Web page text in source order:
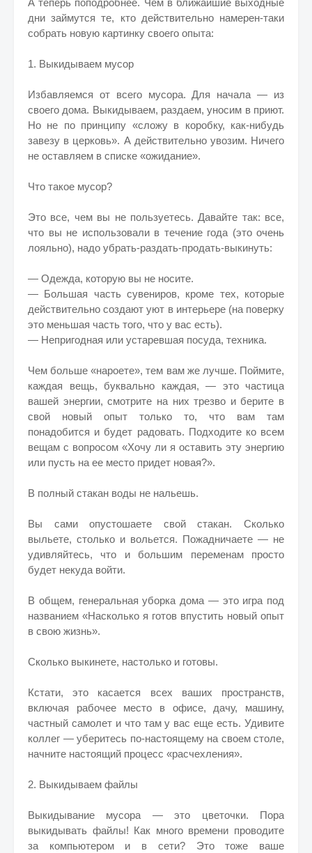
А теперь поподробнее. Чем в ближайшие выходные
дни займутся те, кто действительно намерен-таки
собрать новую картинку своего опыта:
1. Выкидываем мусор
Избавляемся от всего мусора. Для начала — из
своего дома. Выкидываем, раздаем, уносим в приют.
Но не по принципу «сложу в коробку, как-нибудь
завезу в церковь». А действительно увозим. Ничего
не оставляем в списке «ожидание».
Что такое мусор?
Это все, чем вы не пользуетесь. Давайте так: все,
что вы не использовали в течение года (это очень
лояльно), надо убрать-раздать-продать-выкинуть:
— Одежда, которую вы не носите.
— Большая часть сувениров, кроме тех, которые
действительно создают уют в интерьере (на поверку
это меньшая часть того, что у вас есть).
— Непригодная или устаревшая посуда, техника.
Чем больше «нароете», тем вам же лучше. Поймите,
каждая вещь, буквально каждая, — это частица
вашей энергии, смотрите на них трезво и берите в
свой новый опыт только то, что вам там
понадобится и будет радовать. Подходите ко всем
вещам с вопросом «Хочу ли я оставить эту энергию
или пусть на ее место придет новая?».
В полный стакан воды не нальешь.
Вы сами опустошаете свой стакан. Сколько
выльете, столько и вольется. Пожадничаете — не
удивляйтесь, что и большим переменам просто
будет некуда войти.
В общем, генеральная уборка дома — это игра под
названием «Насколько я готов впустить новый опыт
в свою жизнь».
Сколько выкинете, настолько и готовы.
Кстати, это касается всех ваших пространств,
включая рабочее место в офисе, дачу, машину,
частный самолет и что там у вас еще есть. Удивите
коллег — уберитесь по-настоящему на своем столе,
начните настоящий процесс «расчехления».
2. Выкидываем файлы
​Выкидывание мусора — это цветочки. Пора
выкидывать файлы! Как много времени проводите
за компьютером и в сети? Это тоже ваше